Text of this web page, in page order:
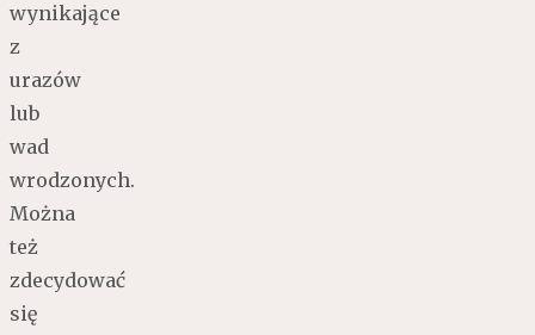
wynikające
z
urazów
lub
wad
wrodzonych.
Można
też
zdecydować
się